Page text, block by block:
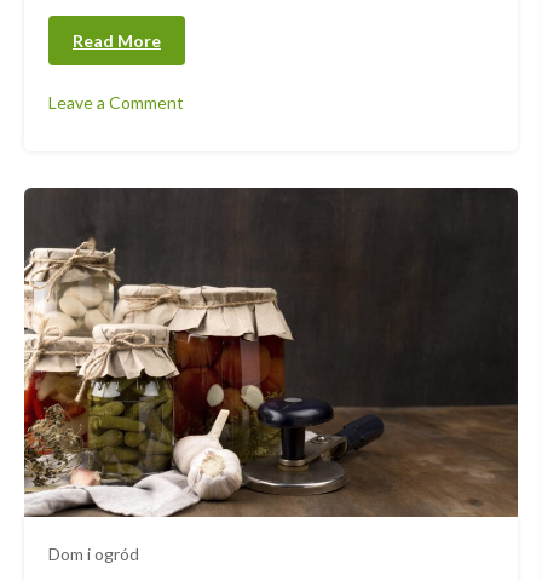
Read More
Leave a Comment
Dowiedz
się,
dlaczego
warto
postawić
na
naturalne
soki!
Dom i ogród